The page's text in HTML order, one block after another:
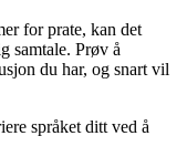
for prate, kan det
samtale. Prøv å
du har, og snart vil
språket ditt ved å